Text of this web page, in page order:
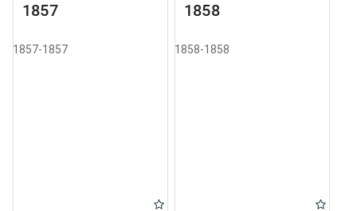
1857
1857-1857
1858
1858-1858